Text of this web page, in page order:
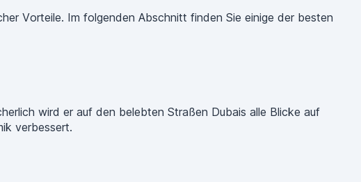
Vorteile. Im folgenden Abschnitt finden Sie einige der besten
wird er auf den belebten Straßen Dubais alle Blicke auf
verbessert.